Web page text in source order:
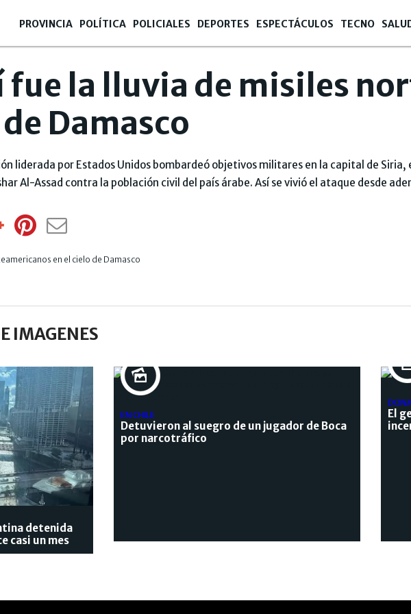
PROVINCIA POLÍTICA POLICIALES DEPORTES ESPECTÁCULOS TECNO
fue la lluvia de misiles
Damasco
liderada por Estados Unidos bombardeó objetivos militares en la capital de
Al-Assad contra la población civil del país árabe. Así se vivió el ataque desde
IMAGENES
detenida
casi un mes
EN CHILE
Detuvieron al suegro de un jugador de Boca
por narcotráfico
El